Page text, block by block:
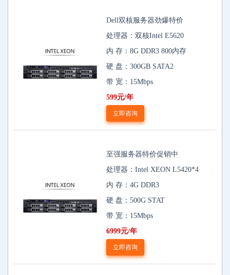
Dell双核服务器劲爆特价
处理器：双核Intel E5620
内 存：8G DDR3 800内存
硬 盘：300GB SATA2
带 宽：15Mbps
599元/年
立即咨询
至强服务器特价促销中
处理器：Intel XEON L5420*4
内 存：4G DDR3
硬 盘：500G STAT
带 宽：15Mbps
6999元/年
立即咨询